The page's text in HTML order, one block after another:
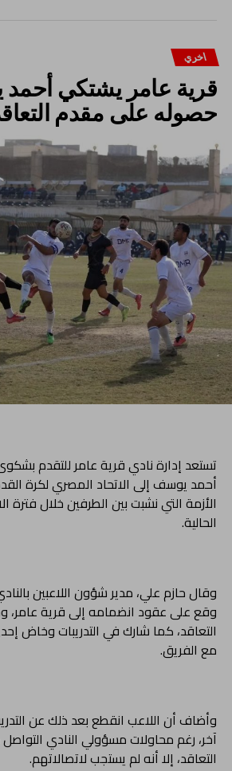
اخري
قرية عامر يشتكي
حصوله على مقدم
تستعد إدارة نادي قرية عامر للتقدم
أحمد يوسف إلى الاتحاد المصري لكرة
الأزمة التي نشبت بين الطرفين خلال فترة
الحالية.
وقال حازم علي، مدير شؤون اللاعبين
وقع على عقود انضمامه إلى قرية
التعاقد، كما شارك في التدريبات وخاض
مع الفريق.
وأضاف أن اللاعب انقطع بعد ذلك عن
آخر، رغم محاولات مسؤولي النادي
التعاقد، إلا أنه لم يستجب لاتصالاتهم.